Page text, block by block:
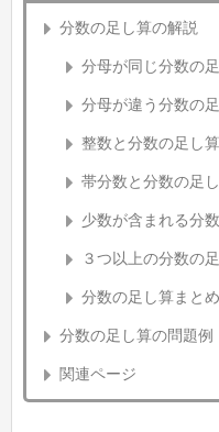
分数の足し算の解説
分母が同じ分数の
分母が違う分数の
整数と分数の足し算
帯分数と分数の足し
少数が含まれる分
３つ以上の分数の
分数の足し算まとめ
分数の足し算の問題例
関連ページ